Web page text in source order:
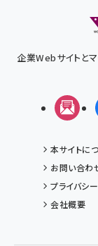
企業Webサイトと
メ
本サイトに
お問い合わ
プライバシ
会社概要